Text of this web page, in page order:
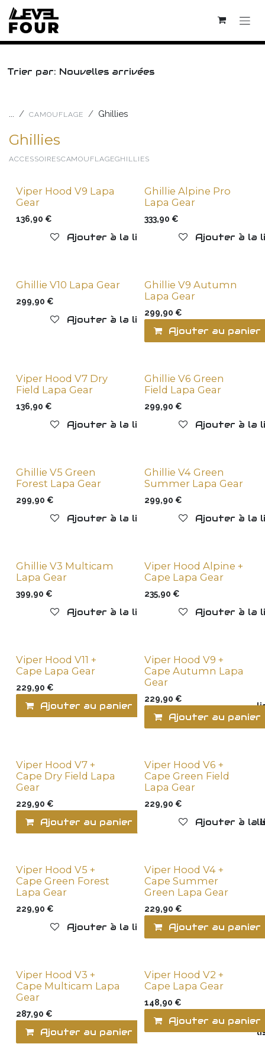
Se rendre au contenu
Trier par: Nouvelles arrivées
... CAMOUFLAGE Ghillies
Ghillies
ACCESSOIRESCAMOUFLAGEGHILLIES
New !
Viper Hood V9 Lapa
Gear
136,90 €
Ajouter à la liste de souhaits
New !
Ghillie Alpine Pro
Lapa Gear
333,90 €
Ajouter à la
New !
Ghillie V10 Lapa Gear
299,90 €
Ajouter à la liste de souhaits
New !
Ghillie V9 Autumn
Lapa Gear
299,90 €
Ajouter au panier
New !
Viper Hood V7 Dry
Field Lapa Gear
136,90 €
Ajouter à la liste de souhaits
New !
Ghillie V6 Green
Field Lapa Gear
299,90 €
Ajouter à la
New !
Ghillie V5 Green
Forest Lapa Gear
299,90 €
Ajouter à la liste de souhaits
New !
Ghillie V4 Green
Summer Lapa Gear
299,90 €
Ajouter à la
New !
Ghillie V3 Multicam
Lapa Gear
399,90 €
Ajouter à la liste de souhaits
New !
Viper Hood Alpine +
Cape Lapa Gear
235,90 €
Ajouter à la
New !
Viper Hood V11 +
Cape Lapa Gear
229,90 €
Ajouter au panier Ajouter à la
New !
Viper Hood V9 +
Cape Autumn Lapa
Gear
229,90 €
Ajouter au panier
New !
Viper Hood V7 +
Cape Dry Field Lapa
Gear
229,90 €
Ajouter au panier Ajouter à la
New !
Viper Hood V6 +
Cape Green Field
Lapa Gear
229,90 €
Ajouter à la
Viper Hood V5 +
Cape Green Forest
Lapa Gear
229,90 €
Ajouter à la liste de souhaits
New !
Viper Hood V4 +
Cape Summer
Green Lapa Gear
229,90 €
Ajouter au panier
New !
Viper Hood V3 +
Cape Multicam Lapa
Gear
287,90 €
Ajouter au panier Ajouter à la
New !
Viper Hood V2 +
Cape Lapa Gear
148,90 €
Ajouter au panier